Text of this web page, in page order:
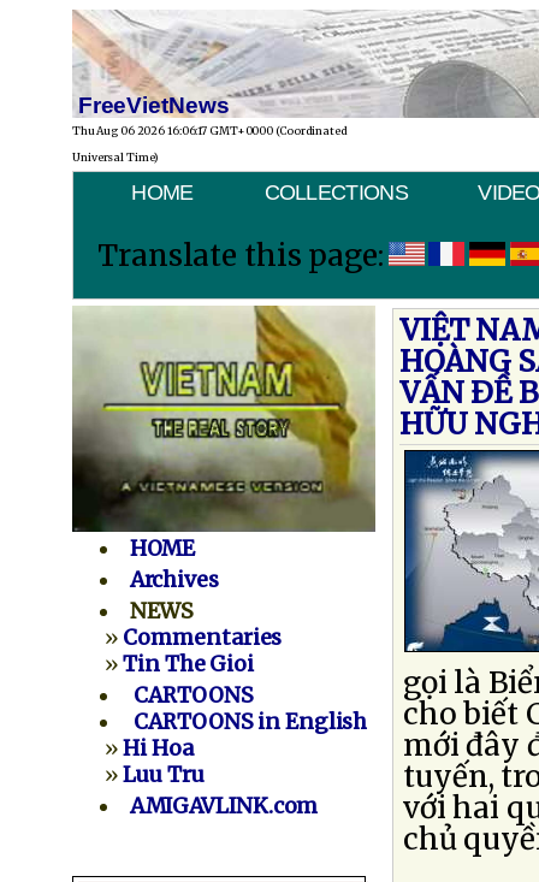
FreeVietNews
Thu Aug 06 2026 16:06:17 GMT+0000 (Coordinated
Universal Time)
HOME COLLECTIONS
Translate this page:
HOME
Archives
NEWS
» Commentaries
»Tin The Gioi
CARTOONS
CARTOONS in English
»Hi Hoa
»Luu Tru
AMIGAVLINK.com
VIỆT
HOÀNG
VẤN ÐỀ
HỮU
gọi là
cho biết
mới đây
tuyến,
với hai
chủ